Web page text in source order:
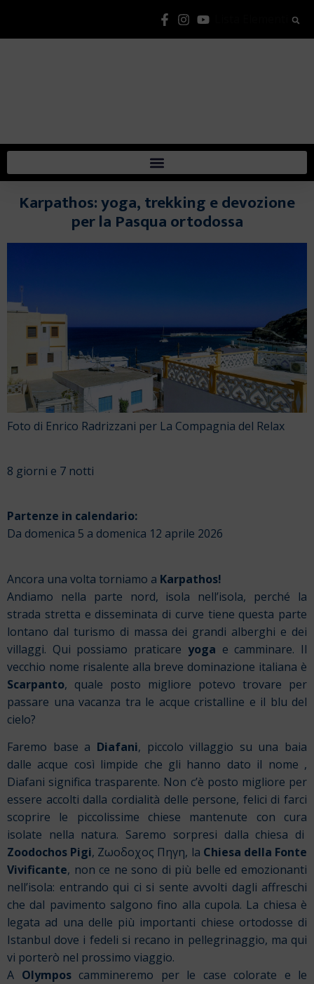
Karpathos: yoga, trekking e devozione
per la Pasqua ortodossa
Foto di Enrico Radrizzani per La Compagnia del Relax
8 giorni e 7 notti
Partenze in calendario:
Da domenica 5 a domenica 12 aprile 2026
Ancora una volta torniamo a Karpathos!
Andiamo nella parte nord, isola nell’isola, perché la
strada stretta e disseminata di curve tiene questa parte
lontano dal turismo di massa dei grandi alberghi e dei
villaggi. Qui possiamo praticare yoga e camminare. Il
vecchio nome risalente alla breve dominazione italiana è
Scarpanto, quale posto migliore potevo trovare per
passare una vacanza tra le acque cristalline e il blu del
cielo?
Faremo base a Diafani, piccolo villaggio su una baia
dalle acque così limpide che gli hanno dato il nome ,
Diafani significa trasparente. Non c’è posto migliore per
essere accolti dalla cordialità delle persone, felici di farci
scoprire le piccolissime chiese mantenute con cura
isolate nella natura. Saremo sorpresi dalla chiesa di
Zoodochos Pigi, Ζωοδοχος Πηγη, la Chiesa della Fonte
Vivificante, non ce ne sono di più belle ed emozionanti
nell’isola: entrando qui ci si sente avvolti dagli affreschi
che dal pavimento salgono fino alla cupola. La chiesa è
legata ad una delle più importanti chiese ortodosse di
Istanbul dove i fedeli si recano in pellegrinaggio, ma qui
vi porterò nel prossimo viaggio.
A Olymposcammineremo per le case colorate e le